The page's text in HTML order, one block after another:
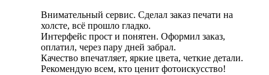
Внимательный сервис. Сделал заказ печати на
холсте, всё прошло гладко.
Интерфейс прост и понятен. Оформил заказ,
оплатил, через пару дней забрал.
Качество впечатляет, яркие цвета, четкие детали.
Рекомендую всем, кто ценит фотоискусство!